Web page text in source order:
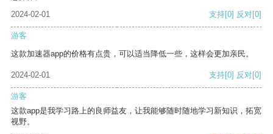
2024-02-01
支持[0] 反对[0]
游客
这款加速器app的价格有点贵，可以适当降低一些，这样会更加亲民。
2024-02-01 支持[0] 反对[0]
游客
这款app是我学习路上的良师益友，让我能够随时随地学习新知识，拓宽
视野。